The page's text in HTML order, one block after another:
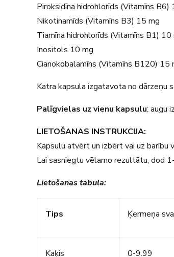
Piroksidīna hidrohlorīds (Vitamīns B6)
Nikotinamīds (Vitamīns B3) 15 mg
Tiamīna hidrohlorīds (Vitamīns B1) 10
Inositols 10 mg
Cianokobalamīns (Vitamīns B120) 15
Katra kapsula izgatavota no dārzeņu
Palīgvielas uz vienu kapsulu: augu
LIETOŠANAS INSTRUKCIJA:
Kapsulu atvērt un izbērt vai uz barību
Lai sasniegtu vēlamo rezultātu, dod
Lietošanas tabula:
Tips Ķermeņa
Kaķis 0-9.99